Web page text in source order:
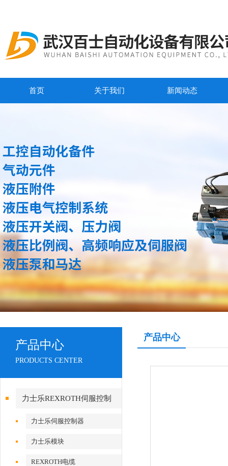
首页 关于我们 新闻动态
产品中心
PRODUCTS CENTER
力士乐REXROTH伺服控制
力士乐伺服控制器
力士乐模块
REXROTH电缆
产品中心